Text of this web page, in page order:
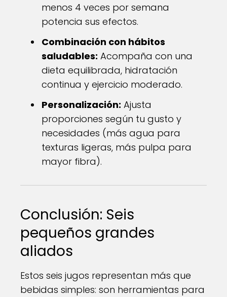
menos 4 veces por semana
potencia sus efectos.
Combinación con hábitos
saludables: Acompaña con una
dieta equilibrada, hidratación
continua y ejercicio moderado.
Personalización: Ajusta
proporciones según tu gusto y
necesidades (más agua para
texturas ligeras, más pulpa para
mayor fibra).
Conclusión: Seis
pequeños grandes
aliados
Estos seis jugos representan más que
bebidas simples: son herramientas para